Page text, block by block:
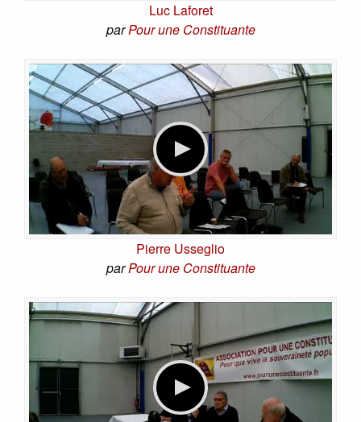
Luc Laforet
parPour une Constituante
Pierre Usseglio
parPour une Constituante